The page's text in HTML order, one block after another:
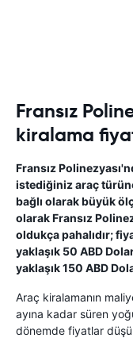
Fransız
kiralama
Fransız
istediğiniz araç
bağlı olarak büyük
olarak Fransız
oldukça pahalıdır;
yaklaşık 50 ABD
yaklaşık 150 ABD
Araç kiralamanın
ayına kadar süren
dönemde fiyatlar